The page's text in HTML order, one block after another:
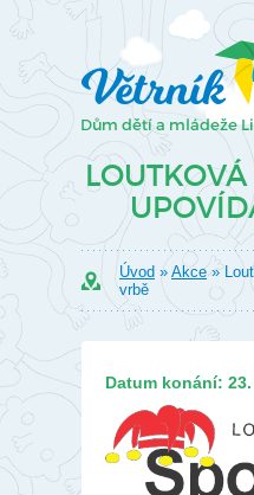
Úvod » Akce»
vrbě
Datum konání: